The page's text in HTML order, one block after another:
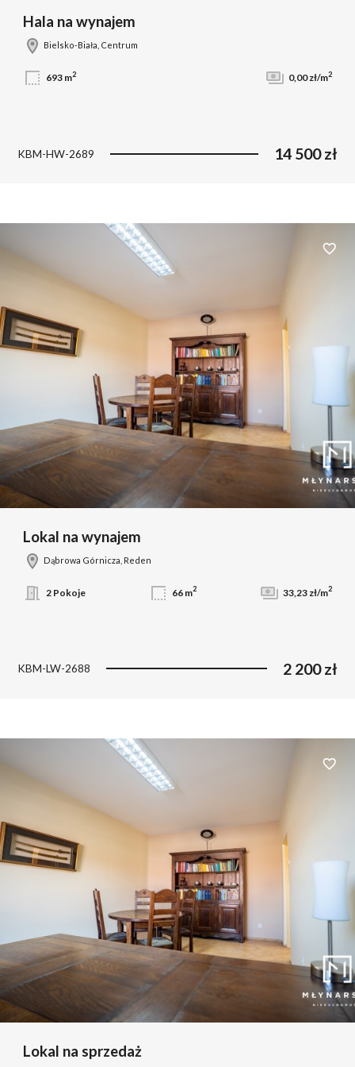
Hala na wynajem
Bielsko-Biała, Centrum
693 m2 0,00 zł/m2
KBM-HW-2689 14 500 zł
Dodaj
Lokal na wynajem
Dąbrowa Górnicza, Reden
2 Pokoje 66 m2 33,23 zł/m2
KBM-LW-2688 2 200 zł
Dodaj
Lokal na sprzedaż